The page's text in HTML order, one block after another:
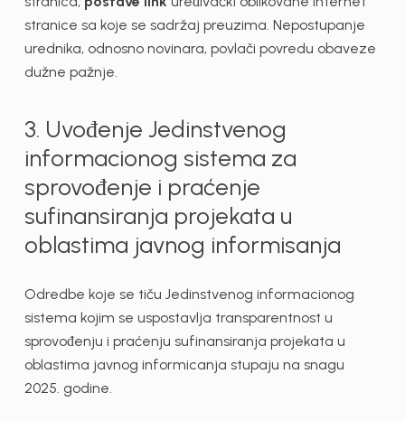
stranice sa koje se sadržaj preuzima. Nepostupanje
urednika, odnosno novinara, povlači povredu obaveze
dužne pažnje.
3. Uvođenje Jedinstvenog
informacionog sistema za
sprovođenje i praćenje
sufinansiranja projekata u
oblastima javnog informisanja
Odredbe koje se tiču Jedinstvenog informacionog
sistema kojim se uspostavlja transparentnost u
sprovođenju i praćenju sufinansiranja projekata u
oblastima javnog informicanja stupaju na snagu
2025. godine.